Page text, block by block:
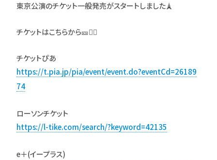
東京公演のチケット一般発売がスタートしました🗼
チケットはこちらから🎫💁‍♀️
チケットぴあ
https://t.pia.jp/pia/event/event.do?eventCd=26189
74
ローソンチケット
https://l-tike.com/search/?keyword=42135
e＋(イープラス)